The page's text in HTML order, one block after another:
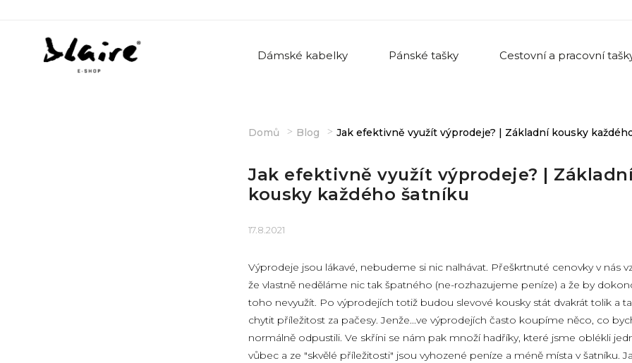
Dámské kabelky Pánské tašky Cestovní a pracovní
Domů Blog Jak efektivně využít výprodeje? | Základní kousky
Jak efektivně využít výprodeje? |
kousky každého šatníku
17.8.2021
Výprodeje jsou lákavé, nebudeme si nic nalhávat. Přeškrtnuté cenovky v nás
že vlastně neděláme nic tak špatného (ne-rozhazujeme peníze) a že by
toho nevyužít. Po výprodejích totiž budou slevové kousky stát dvakrát tolik a
chytit příležitost za pačesy. Jenže...ve výprodejích často koupíme něco, co
normálně odpustili. Ve skříni se nám pak množí hadříky, které jsme oblékli
vůbec a ze "skvělé příležitosti" jsou vyhozené peníze a méně místa v šatníku.